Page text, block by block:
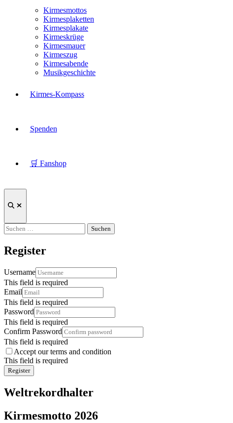
Kirmesmottos
Kirmesplaketten
Kirmesplakate
Kirmeskrüge
Kirmesmauer
Kirmeszug
Kirmesabende
Musikgeschichte
Kirmes-Kompass
Spenden
🛒 Fanshop
Suche
Suchen
nach:
Register
Username
This field is required
Email
This field is required
Password
This field is required
Confirm Password
This field is required
Accept our terms and condition
This field is required
Register
Weltrekordhalter
Kirmesmotto 2026